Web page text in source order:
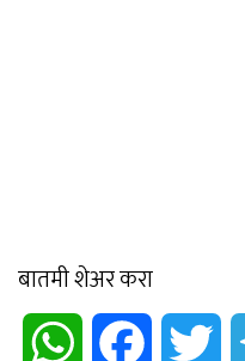
बातमी शेअर करा
WhatsApp Facebook